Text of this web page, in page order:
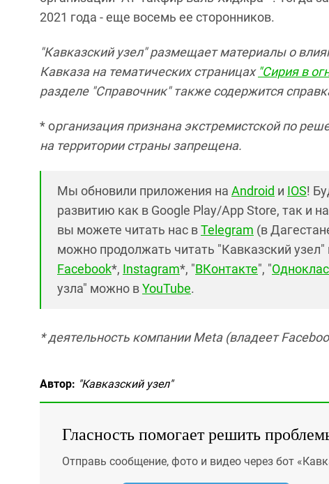
2021 года - еще восемь ее сторонников.
"Кавказский узел" размещает материалы о
Кавказа на тематических страницах "Сирия в
разделе "Справочник" также содержится
* организация признана экстремистской по
на территории страны запрещена.
Мы обновили приложения на Android и IOS!
развитию как в Google Play/App Store, так и
вы можете читать нас вTelegram (в
можно продолжать читать "Кавказский узел"
Facebook*, Instagram*, "ВКонтакте", "
узла" можно вYouTube.
* деятельность компании Meta (владеет
Автор: "Кавказский узел"
Гласность помогает решить
Отправь сообщение, фото и видео через бот